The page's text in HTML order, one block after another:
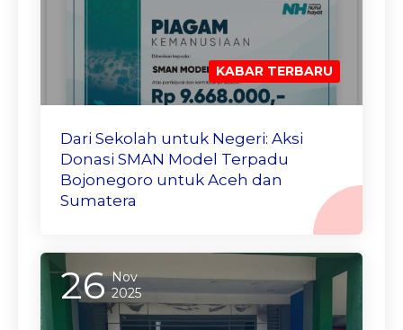
KABAR TERBARU
Dari Sekolah untuk Negeri: Aksi
Donasi SMAN Model Terpadu
Bojonegoro untuk Aceh dan
Sumatera
26 Nov
2025